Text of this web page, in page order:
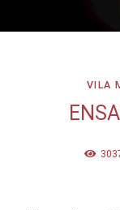
VILA